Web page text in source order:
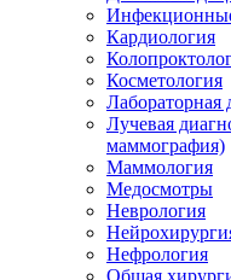
Кардиология
Косметология
Лабораторная
Лучевая
маммография)
Маммология
Медосмотры
Неврология
Нефрология